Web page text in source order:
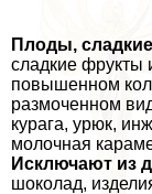
Плоды,
сладкие фрукты
повышенном
размоченном
курага, урюк,
молочная
Исключают из
шоколад,